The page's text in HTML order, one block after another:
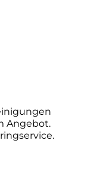
Angebot.